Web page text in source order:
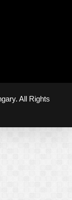
All Rights